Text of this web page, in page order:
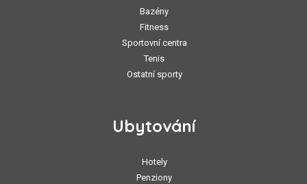
Bazény
Fitness
Sportovní centra
Tenis
Ostatní sporty
Ubytování
Hotely
Penziony